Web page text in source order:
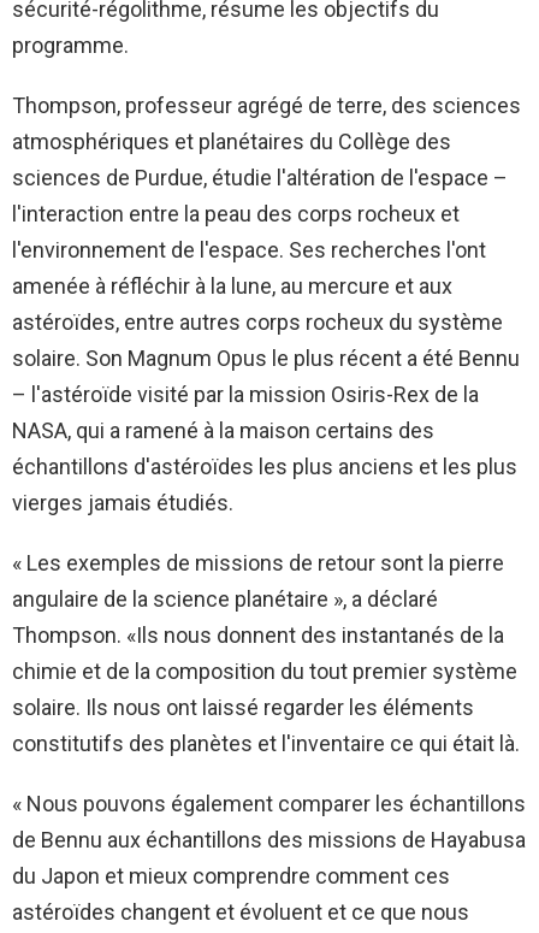
sécurité-régolithme, résume les objectifs du
programme.
Thompson, professeur agrégé de terre, des sciences
atmosphériques et planétaires du Collège des
sciences de Purdue, étudie l'altération de l'espace –
l'interaction entre la peau des corps rocheux et
l'environnement de l'espace. Ses recherches l'ont
amenée à réfléchir à la lune, au mercure et aux
astéroïdes, entre autres corps rocheux du système
solaire. Son Magnum Opus le plus récent a été Bennu
– l'astéroïde visité par la mission Osiris-Rex de la
NASA, qui a ramené à la maison certains des
échantillons d'astéroïdes les plus anciens et les plus
vierges jamais étudiés.
« Les exemples de missions de retour sont la pierre
angulaire de la science planétaire », a déclaré
Thompson. «Ils nous donnent des instantanés de la
chimie et de la composition du tout premier système
solaire. Ils nous ont laissé regarder les éléments
constitutifs des planètes et l'inventaire ce qui était là.
« Nous pouvons également comparer les échantillons
de Bennu aux échantillons des missions de Hayabusa
du Japon et mieux comprendre comment ces
astéroïdes changent et évoluent et ce que nous